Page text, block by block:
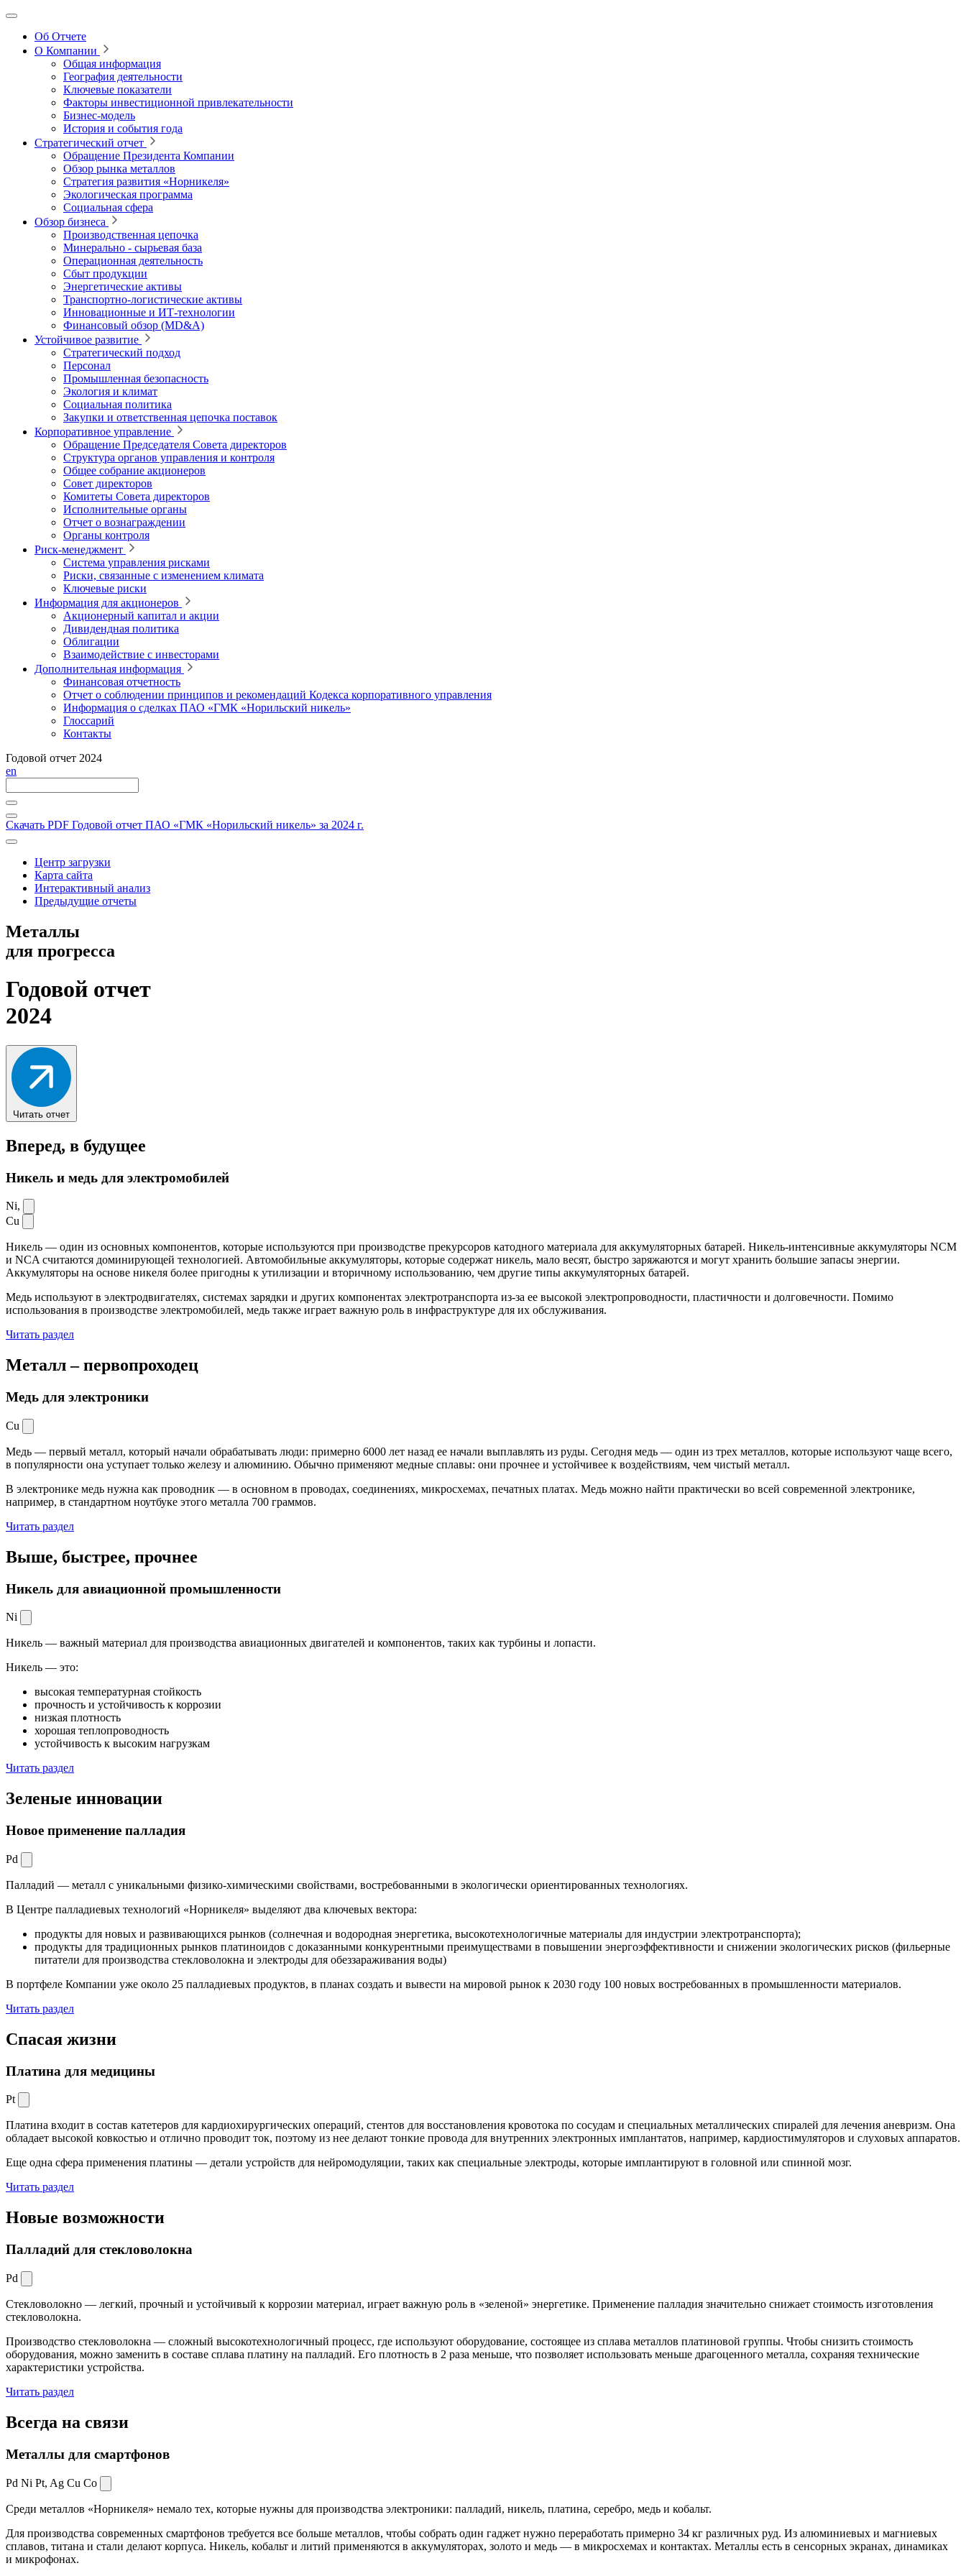
Об Отчете
О Компании
Общая информация
География деятельности
Ключевые показатели
Факторы инвестиционной привлекательности
Бизнес-модель
История и события года
Стратегический отчет
Обращение Президента Компании
Обзор рынка металлов
Стратегия развития «Норникеля»
Экологическая программа
Социальная сфера
Обзор бизнеса
Производственная цепочка
Минерально ‑ сырьевая база
Операционная деятельность
Сбыт продукции
Энергетические активы
Транспортно-логистические активы
Инновационные и ИТ‑технологии
Финансовый обзор (MD&A)
Устойчивое развитие
Стратегический подход
Персонал
Промышленная безопасность
Экология и климат
Социальная политика
Закупки и ответственная цепочка поставок
Корпоративное управление
Обращение Председателя Совета директоров
Структура органов управления и контроля
Общее собрание акционеров
Совет директоров
Комитеты Совета директоров
Исполнительные органы
Отчет о вознаграждении
Органы контроля
Риск-менеджмент
Система управления рисками
Риски, связанные с изменением климата
Ключевые риски
Информация для акционеров
Акционерный капитал и акции
Дивидендная политика
Облигации
Взаимодействие с инвесторами
Дополнительная информация
Финансовая отчетность
Отчет о соблюдении принципов и рекомендаций Кодекса корпоративного управления
Информация о сделках ПАО «ГМК «Норильский никель»
Глоссарий
Контакты
Годовой отчет 2024
en
Скачать PDF Годовой отчет ПАО «ГМК «Норильский никель» за 2024 г.
Центр загрузки
Карта сайта
Интерактивный анализ
Предыдущие отчеты
Металлы
для прогресса
Годовой отчет
2024
Читать отчет
Вперед, в будущее
Никель и медь для электромобилей
Ni,
Cu
Никель — один из основных компонентов, которые используются при производстве прекурсоров катодного материала для аккумуляторных батарей. Никель-интенсивные аккумуляторы NCM
и NCA считаются доминирующей технологией. Автомобильные аккумуляторы, которые содержат никель, мало весят, быстро заряжаются и могут хранить большие запасы энергии.
Аккумуляторы на основе никеля более пригодны к утилизации и вторичному использованию, чем другие типы аккумуляторных батарей.
Медь используют в электродвигателях, системах зарядки и других компонентах электротранспорта из-за ее высокой электропроводности, пластичности и долговечности. Помимо
использования в производстве электромобилей, медь также играет важную роль в инфраструктуре для их обслуживания.
Читать раздел
Металл –первопроходец
Медь для электроники
Cu
Медь — первый металл, который начали обрабатывать люди: примерно 6000 лет назад ее начали выплавлять из руды. Сегодня медь — один из трех металлов, которые используют чаще всего,
в популярности она уступает только железу и алюминию. Обычно применяют медные сплавы: они прочнее и устойчивее к воздействиям, чем чистый металл.
В электронике медь нужна как проводник — в основном в проводах, соединениях, микросхемах, печатных платах. Медь можно найти практически во всей современной электронике,
например, в стандартном ноутбуке этого металла 700 граммов.
Читать раздел
Выше, быстрее, прочнее
Никель для авиационной промышленности
Ni
Никель — важный материал для производства авиационных двигателей и компонентов, таких как турбины и лопасти.
Никель — это:
высокая температурная стойкость
прочность и устойчивость к коррозии
низкая плотность
хорошая теплопроводность
устойчивость к высоким нагрузкам
Читать раздел
Зеленые инновации
Новое применение палладия
Pd
Палладий — металл с уникальными физико-химическими свойствами, востребованными в экологически ориентированных технологиях.
В Центре палладиевых технологий «Норникеля» выделяют два ключевых вектора:
продукты для новых и развивающихся рынков (солнечная и водородная энергетика, высокотехнологичные материалы для индустрии электротранспорта);
продукты для традиционных рынков платиноидов с доказанными конкурентными преимуществами в повышении энергоэффективности и снижении экологических рисков (фильерные
питатели для производства стекловолокна и электроды для обеззараживания воды)
В портфеле Компании уже около 25 палладиевых продуктов, в планах создать и вывести на мировой рынок к 2030 году 100 новых востребованных в промышленности материалов.
Читать раздел
Спасая жизни
Платина для медицины
Pt
Платина входит в состав катетеров для кардиохирургических операций, стентов для восстановления кровотока по сосудам и специальных металлических спиралей для лечения аневризм. Она
обладает высокой ковкостью и отлично проводит ток, поэтому из нее делают тонкие провода для внутренних электронных имплантатов, например, кардиостимуляторов и слуховых аппаратов.
Еще одна сфера применения платины — детали устройств для нейромодуляции, таких как специальные электроды, которые имплантируют в головной или спинной мозг.
Читать раздел
Новые возможности
Палладий для стекловолокна
Pd
Стекловолокно — легкий, прочный и устойчивый к коррозии материал, играет важную роль в «зеленой» энергетике. Применение палладия значительно снижает стоимость изготовления
стекловолокна.
Производство стекловолокна — сложный высокотехнологичный процесс, где используют оборудование, состоящее из сплава металлов платиновой группы. Чтобы снизить стоимость
оборудования, можно заменить в составе сплава платину на палладий. Его плотность в 2 раза меньше, что позволяет использовать меньше драгоценного металла, сохраняя технические
характеристики устройства.
Читать раздел
Всегда на связи
Металлы для смартфонов
Pd Ni Pt, Ag Cu Co
Среди металлов «Норникеля» немало тех, которые нужны для производства электроники: палладий, никель, платина, серебро, медь и кобальт.
Для производства современных смартфонов требуется все больше металлов, чтобы собрать один гаджет нужно переработать примерно 34 кг различных руд. Из алюминиевых и магниевых
сплавов, титана и стали делают корпуса. Никель, кобальт и литий применяются в аккумуляторах, золото и медь — в микросхемах и контактах. Металлы есть в сенсорных экранах, динамиках
и микрофонах.